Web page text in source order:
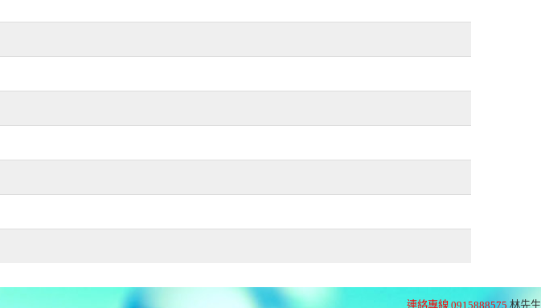
連絡專線 0915888575 林先生